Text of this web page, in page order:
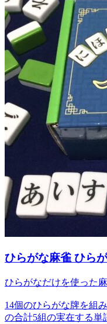
ひらがな麻雀 ひら
ひらがなだけを使った
14個のひらがな牌を組
の合計5組の実在する